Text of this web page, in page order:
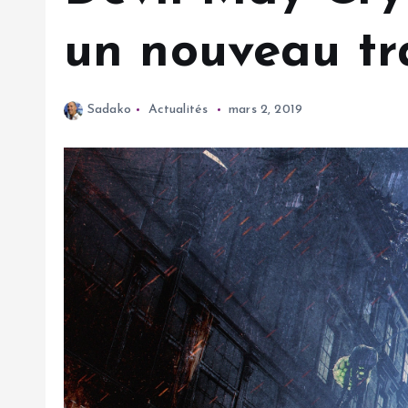
un nouveau
Sadako Actualités mars 2, 2019